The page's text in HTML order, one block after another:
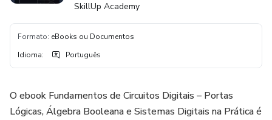
SkillUp Academy
Formato: eBooks ou Documentos
Idioma: Português
O ebook Fundamentos de Circuitos Digitais – Portas
Lógicas, Álgebra Booleana e Sistemas Digitais na Prática é